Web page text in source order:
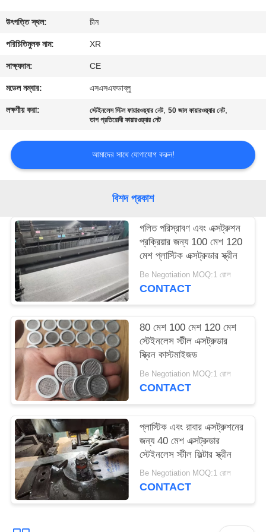
যোগাযোগ
করুন
উদ্ধৃতির
আবেদন
PRIVACY
POLICY
উৎপত্তি স্থল: চীন
পরিচিতিমুলক নাম: XR
সাক্ষ্যদান: CE
মডেল নম্বার: এসএসএফডাব্লু
লক্ষণীয় করা: স্টেইনলেস স্টিল ফায়ারওয়্যার নেট,50 জাল ফায়ারওয়্যার নেট,
তাপ প্রতিরোধী ফায়ারওয়্যার নেট
আমাদের সাথে যোগাযোগ করুন!
বিশদ প্রকাশ
গলিত পরিস্রাবণ এবং এক্সট্রুশন
প্রক্রিয়ার জন্য 100 মেশ 120
মেশ প্লাস্টিক এক্সট্রুডার স্ক্রীন
Be Negotiation MOQ:1 রোল
CONTACT
80 মেশ 100 মেশ 120 মেশ
স্টেইনলেস স্টীল এক্সট্রুডার
স্ক্রিন কাস্টমাইজড
Be Negotiation MOQ:1 রোল
CONTACT
প্লাস্টিক এবং রাবার এক্সট্রুশনের
জন্য 40 মেশ এক্সট্রুডার
স্টেইনলেস স্টীল ফিল্টার স্ক্রীন
Be Negotiation MOQ:1 রোল
CONTACT